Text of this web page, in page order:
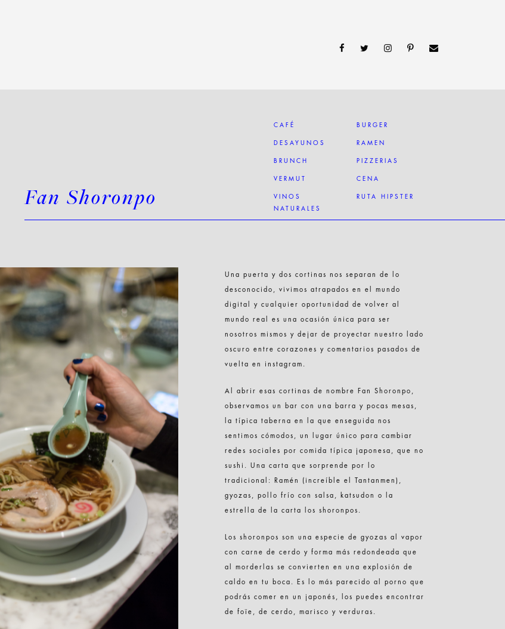
Fan Shoronpo
CAFÉ
DESAYUNOS
BRUNCH
VERMUT
VINOS
NATURALES
BURGER
RAMEN
PIZZERIAS
CENA
RUTA HIPSTER
Una puerta y dos cortinas nos separan de lo
desconocido, vivimos atrapados en el mundo
digital y cualquier oportunidad de volver al
mundo real es una ocasión única para ser
nosotros mismos y dejar de proyectar nuestro lado
oscuro entre corazones y comentarios pasados de
vuelta en instagram.
Al abrir esas cortinas de nombre Fan Shoronpo,
observamos un bar con una barra y pocas mesas,
la típica taberna en la que enseguida nos
sentimos cómodos, un lugar único para cambiar
redes sociales por comida típica japonesa, que no
sushi. Una carta que sorprende por lo
tradicional: Ramén (increíble el Tantanmen),
gyozas, pollo frío con salsa, katsudon o la
estrella de la carta los shoronpos.
Los shoronpos son una especie de gyozas al vapor
con carne de cerdo y forma más redondeada que
al morderlas se convierten en una explosión de
caldo en tu boca. Es lo más parecido al porno que
podrás comer en un japonés, los puedes encontrar
de foïe, de cerdo, marisco y verduras.